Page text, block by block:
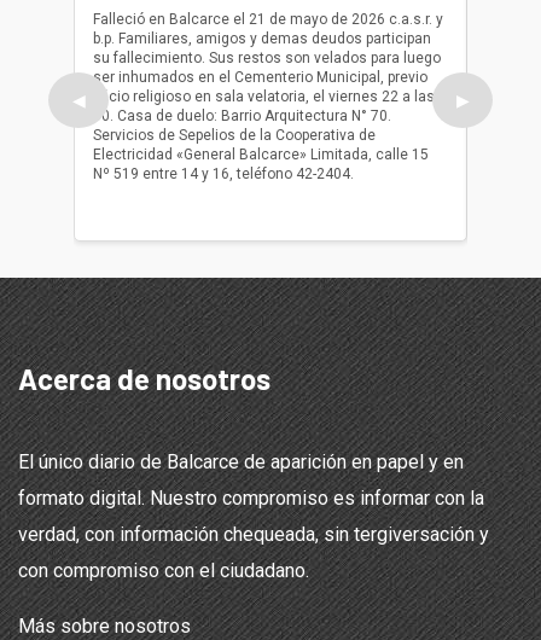
◀
Falleció en Balcarce el 21 de mayo de 2026 c.a.s.r. y
b.p. Familiares, amigos y demas deudos participan
su fallecimiento. Sus restos son velados para luego
ser inhumados en el Cementerio Municipal, previo
oficio religioso en sala velatoria, el viernes 22 a las
10. Casa de duelo: Barrio Arquitectura N° 70.
Servicios de Sepelios de la Cooperativa de
Electricidad «General Balcarce» Limitada, calle 15
Nº 519 entre 14 y 16, teléfono 42-2404.
ser
oficio
▶
Acerca de nosotros
El único diario de Balcarce de aparición en papel y en
formato digital. Nuestro compromiso es informar con la
verdad, con información chequeada, sin tergiversación y
con compromiso con el ciudadano.
Más sobre nosotros